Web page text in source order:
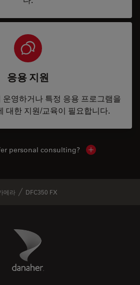
응용 지원
영하거나 특정 응용 프로그램을
대한 지원/교육이 필요합니다.
personal consulting? Show local
메라 DFC350 FX
Danaher Logo